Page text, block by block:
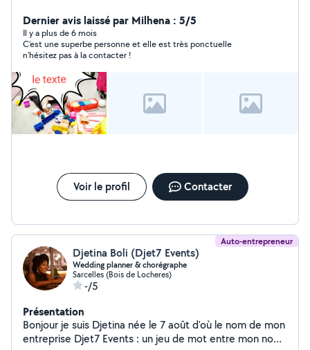
de ménage ou garde périscolaire je suis disponible.
Merci
Dernier avis laissé par Milhena : 5/5
Il y a plus de 6 mois
C’est une superbe personne et elle est très ponctuelle
n’hésitez pas à la contacter !
Voir le profil Contacter
Auto-entrepreneur
Djetina Boli (Djet7 Events)
Wedding planner & chorégraphe
Sarcelles (Bois de Locheres)
-/5
Présentation
Bonjour je suis Djetina née le 7 août d'où le nom de mon
entreprise Djet7 Events : un jeu de mot entre mon nom,